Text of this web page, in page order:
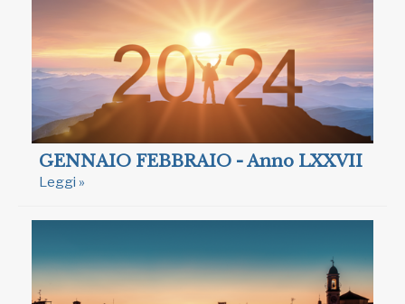
GENNAIO FEBBRAIO - Anno LXXVII
Leggi »